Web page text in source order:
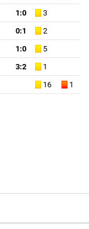
1:0
3
0:1
2
1:0
5
3:2
1
16 1